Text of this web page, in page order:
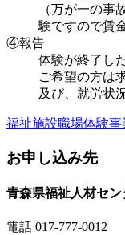
（万が一の事
験ですので賃
④報告
体験が終了し
ご希望の方は
及び、就労状
福祉施設職場体験事
お申し込み先
青森県福祉人材セン
電話 017-777-0012